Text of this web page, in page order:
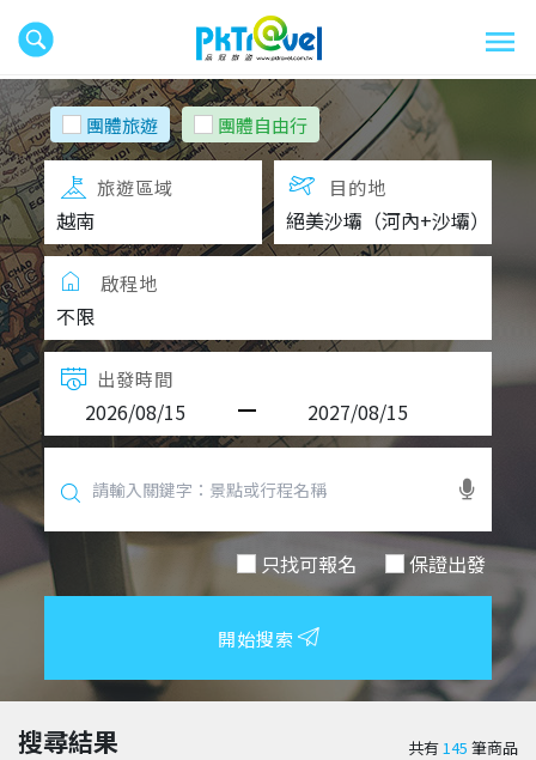
團體旅遊 團體自由行
旅遊區域 目的地
啟程地
出發時間
只找可報名 保證出發
開始搜索
搜尋結果 共有145 筆商品